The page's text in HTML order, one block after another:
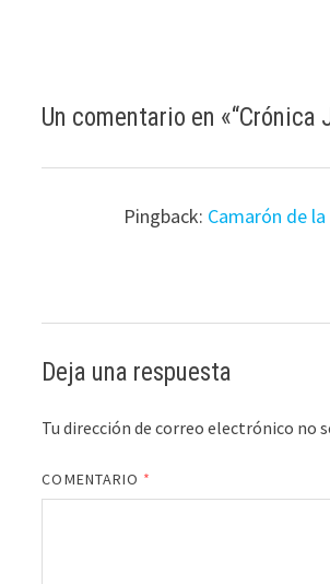
Un comentario en «“Crónica
Pingback: Camarón de
Deja una respuesta
Tu dirección de correo electrónico no
COMENTARIO *